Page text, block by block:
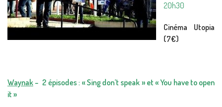
20h30
Cinéma Utopia
(7€)
Waynak – 2 épisodes : « Sing don’t speak » et « You have to open
it »